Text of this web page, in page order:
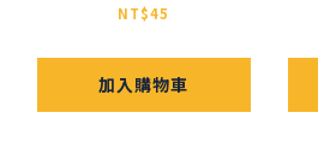
NT$45
加入購物車